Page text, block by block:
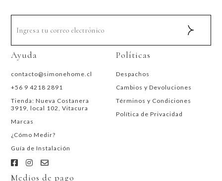
Ayuda
contacto@simonehome.cl
+56 9 4218 2891
Tienda: Nueva Costanera
3919, local 102, Vitacura
Marcas
¿Cómo Medir?
Guía de Instalación
Políticas
Despachos
Cambios y Devoluciones
Términos y Condiciones
Política de Privacidad
Medios de pago